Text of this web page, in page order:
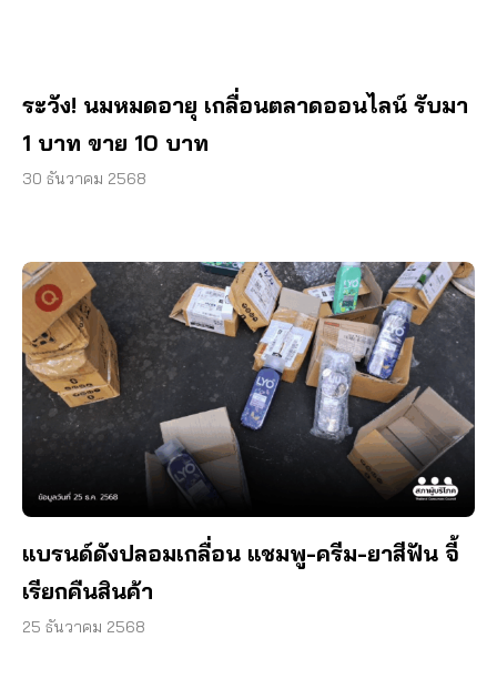
ระวัง! นมหมดอายุ เกลื่อนตลาดออนไลน์ รับมา
1 บาท ขาย 10 บาท
30 ธันวาคม 2568
แบรนด์ดังปลอมเกลื่อน แชมพู-ครีม-ยาสีฟัน จี้
เรียกคืนสินค้า
25 ธันวาคม 2568